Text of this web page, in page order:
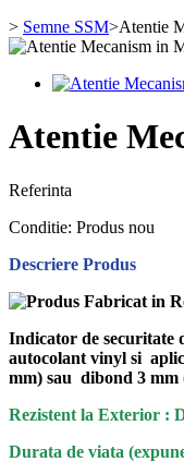
> Semne SSM>Atentie
Atentie
Referinta
Conditie: Produs nou
Descriere Produs
Indicator de securitate
autocolant vinyl si
mm) sau dibond 3
Rezistent la Exterior :
Durata de viata